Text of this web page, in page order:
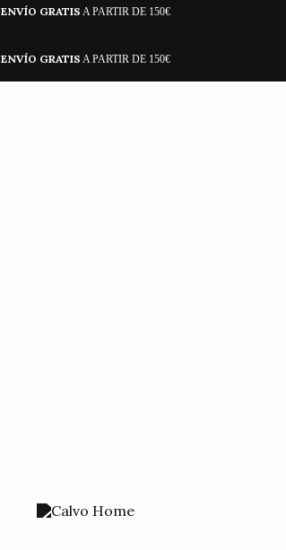
ENVÍO GRATIS A PARTIR DE 150€
ENVÍO GRATIS A PARTIR DE 150€